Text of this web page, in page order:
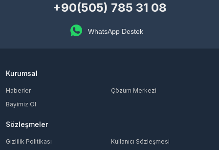
+90(505) 785 31 08
WhatsApp Destek
Kurumsal
Haberler
Çözüm Merkezi
Bayimiz Ol
Sözleşmeler
Gizlilik Politikası
Kullanıcı Sözleşmesi